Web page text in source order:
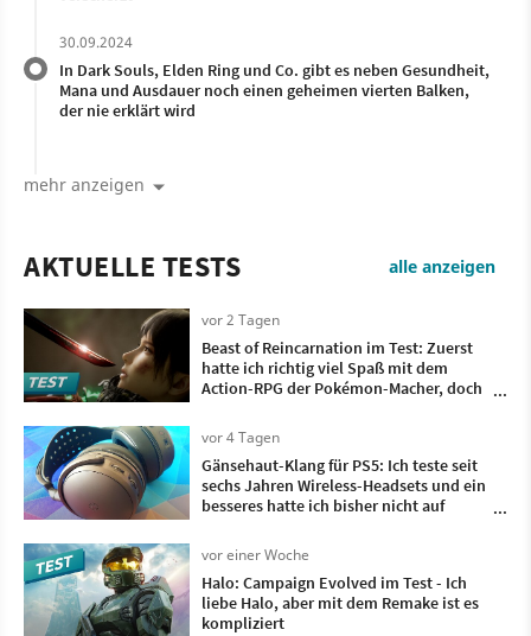
30.09.2024
In Dark Souls, Elden Ring und Co. gibt es neben Gesundheit,
Mana und Ausdauer noch einen geheimen vierten Balken,
der nie erklärt wird
mehr anzeigen
AKTUELLE TESTS alle anzeigen
vor 2 Tagen
Beast of Reincarnation im Test: Zuerst
hatte ich richtig viel Spaß mit dem
Action-RPG der Pokémon-Macher, doch
vorbei ist
vor 4 Tagen
Gänsehaut-Klang für PS5: Ich teste seit
sechs Jahren Wireless-Headsets und ein
besseres hatte ich bisher nicht auf
vor einer Woche
Halo: Campaign Evolved im Test - Ich
liebe Halo, aber mit dem Remake ist es
kompliziert